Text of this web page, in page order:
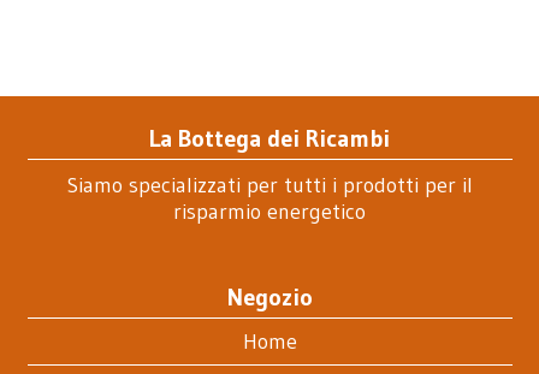
La Bottega dei Ricambi
Siamo specializzati per tutti i prodotti per il
risparmio energetico
Negozio
Home